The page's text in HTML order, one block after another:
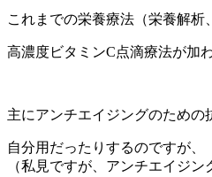
これまでの栄養療法（栄養解析
高濃度ビタミンC点滴療法が加
主にアンチエイジングのための
自分用だったりするのですが、
（私見ですが、アンチエイジ